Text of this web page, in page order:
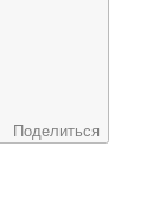
Поделиться